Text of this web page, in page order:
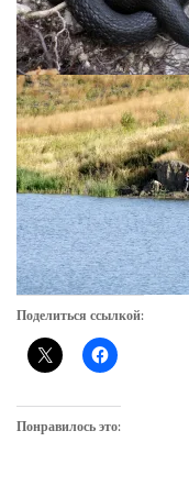
Поделиться ссылкой:
Понравилось это: